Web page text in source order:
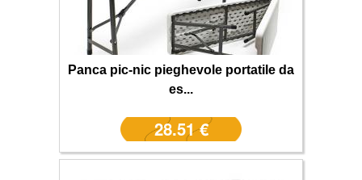
Panca pic-nic pieghevole portatile da
es...
28.51 €